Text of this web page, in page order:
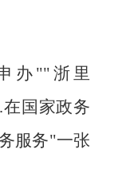
办""浙里
国家政务
服务"一张